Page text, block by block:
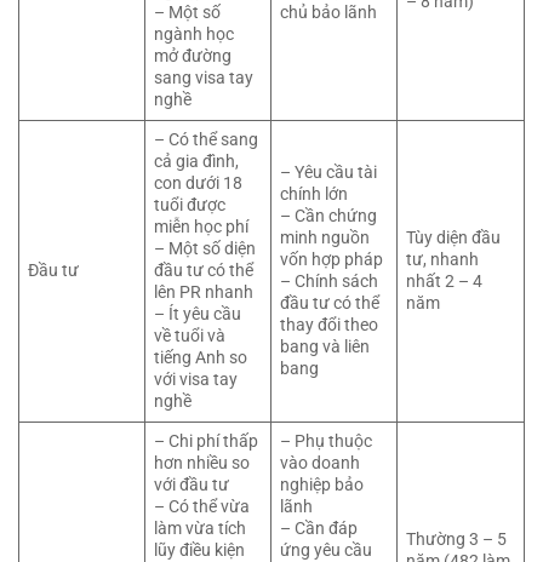
– Một số
ngành học
mở đường
sang visa tay
nghề
chủ bảo lãnh
Đầu tư
– Có thể sang
cả gia đình,
con dưới 18
tuổi được
miễn học phí
– Một số diện
đầu tư có thể
lên PR nhanh
– Ít yêu cầu
về tuổi và
tiếng Anh so
với visa tay
nghề
– Yêu cầu tài
chính lớn
– Cần chứng
minh nguồn
vốn hợp pháp
– Chính sách
đầu tư có thể
thay đổi theo
bang và liên
bang
Tùy diện đầu
tư, nhanh
nhất 2 – 4
năm
– Chi phí thấp
hơn nhiều so
với đầu tư
– Có thể vừa
làm vừa tích
lũy điều kiện
– Phụ thuộc
vào doanh
nghiệp bảo
lãnh
– Cần đáp
ứng yêu cầu
Thường 3 – 5